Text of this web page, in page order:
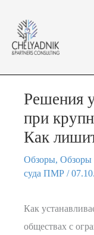
содержимому
Решения
при
Как
Обзоры, Обзоры
суда ПМР /
Как
обществах с